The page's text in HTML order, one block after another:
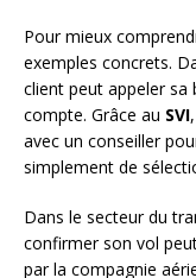
Pour mieux
exemples concrets.
client peut appeler sa
compte. Grâce au SVI
avec un conseiller
simplement de
Dans le secteur du
confirmer son vol
par la compagnie